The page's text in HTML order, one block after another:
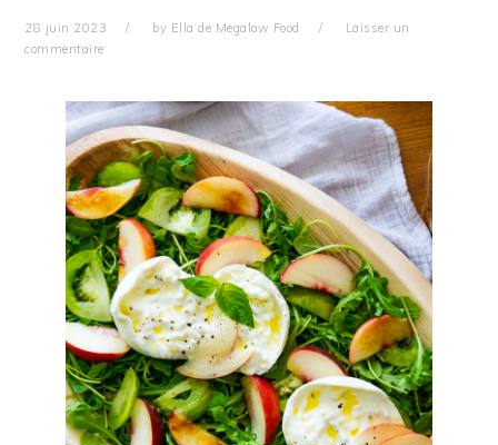
28 juin 2023 by Ella de Megalow Food
Laisser un
commentaire